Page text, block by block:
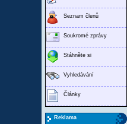
Seznam členů
Soukromé zprávy
Stáhněte si
Vyhledávání
Články
Reklama